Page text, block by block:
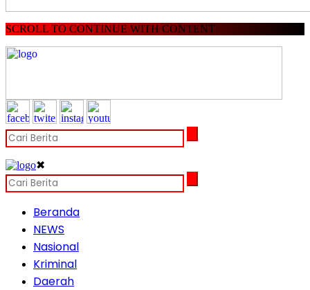
SCROLL TO CONTINUE WITH CONTENT
✖
Beranda
NEWS
Nasional
Kriminal
Daerah